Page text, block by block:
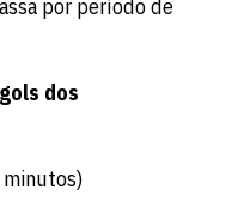
por período de
dos